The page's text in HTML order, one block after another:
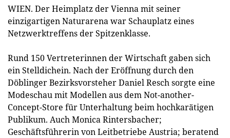
WIEN. Der Heimplatz der Vienna mit seiner
einzigartigen Naturarena war Schauplatz eines
Netzwerktreffens der Spitzenklasse.
Rund 150 Vertreterinnen der Wirtschaft gaben sich
ein Stelldichein. Nach der Eröffnung durch den
Döblinger Bezirksvorsteher Daniel Resch sorgte eine
Modeschau mit Modellen aus dem Not-another-
Concept-Store für Unterhaltung beim hochkarätigen
Publikum. Auch Monica Rintersbacher;
Geschäftsführerin von Leitbetriebe Austria; beratend